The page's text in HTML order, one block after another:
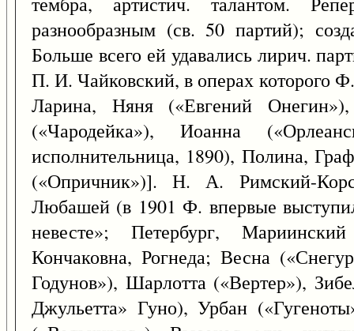
разнообразным (св. 50 партий);
Больше всего ей удавались лирич.
П. И. Чайковский, в операх которого
Ларина, Няня («Евгений
(«Чародейка»), Иоанна
исполнительница, 1890), Полина,
(«Опричник»)]. Н. А. Римский-
Любашей (в 1901 Ф. впервые
невесте»; Петербург,
Кончаковна, Рогнеда; Весна
Годунов»), Шарлотта («Вертер»),
Джульетта» Гуно), Урбан